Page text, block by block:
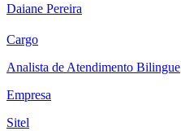
Daiane Pereira
Cargo
Analista de Atendimento Bilingue
Empresa
Sitel